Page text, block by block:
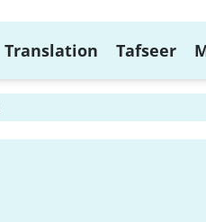
Translation Tafseer